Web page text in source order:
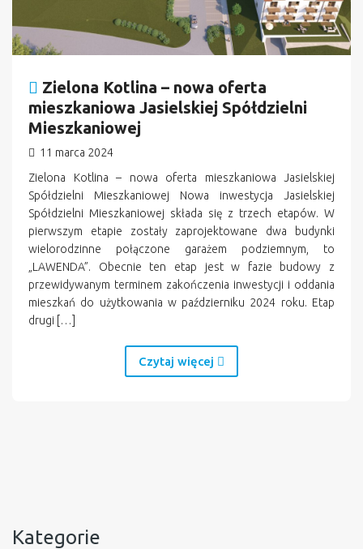
Zielona Kotlina – nowa oferta
mieszkaniowa Jasielskiej Spółdzielni
Mieszkaniowej
11 marca 2024
Zielona Kotlina – nowa oferta mieszkaniowa Jasielskiej
Spółdzielni Mieszkaniowej Nowa inwestycja Jasielskiej
Spółdzielni Mieszkaniowej składa się z trzech etapów. W
pierwszym etapie zostały zaprojektowane dwa budynki
wielorodzinne połączone garażem podziemnym, to
„LAWENDA”. Obecnie ten etap jest w fazie budowy z
przewidywanym terminem zakończenia inwestycji i oddania
mieszkań do użytkowania w październiku 2024 roku. Etap
drugi […]
Czytaj więcej
Kategorie